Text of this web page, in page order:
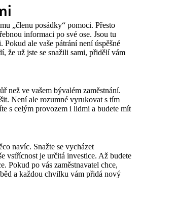
„členu posádky“ pomoci. Přesto
informaci po své ose. Jsou tu
ale vaše pátrání není úspěšné
že už jste se snažili sami, přidělí vám
než ve vašem bývalém zaměstnání.
Není ale rozumné vyrukovat s tím
s celým provozem i lidmi a budete mít
navíc. Snažte se vycházet
vstřícnost je určitá investice. Až budete
Pokud po vás zaměstnavatel chce,
a každou chvilku vám přidá nový